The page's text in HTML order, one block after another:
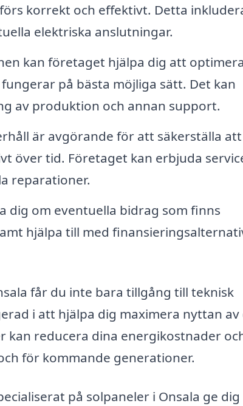
korrekt och effektivt. Detta
elektriska anslutningar.
kan företaget hjälpa dig att
på bästa möjliga sätt. Det kan
av produktion och annan support.
är avgörande för att säkerställa att
över tid. Företaget kan erbjuda
reparationer.
dig om eventuella bidrag som finns
hjälpa till med
får du inte bara tillgång till teknisk
i att hjälpa dig maximera nyttan av
kan reducera dina energikostnader
för kommande generationer.
på solpaneler i Onsala ge dig